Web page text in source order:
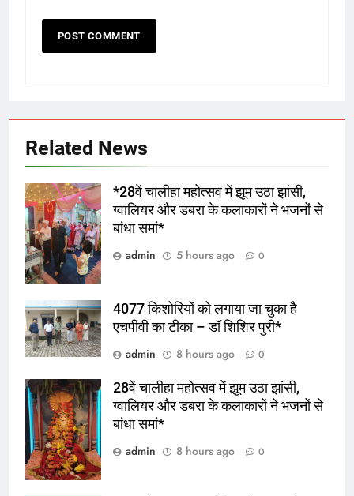
Related News
*28वें चालीहा महोत्सव में झूम उठा झांसी,
ग्वालियर और डबरा के कलाकारों ने भजनों से
बांधा समां*
admin
5 hours ago 0
4077 किशोरियों को लगाया जा चुका है
एचपीवी का टीका – डॉ शिशिर पुरी*
admin
8 hours ago 0
28वें चालीहा महोत्सव में झूम उठा झांसी,
ग्वालियर और डबरा के कलाकारों ने भजनों से
बांधा समां*
admin
8 hours ago 0